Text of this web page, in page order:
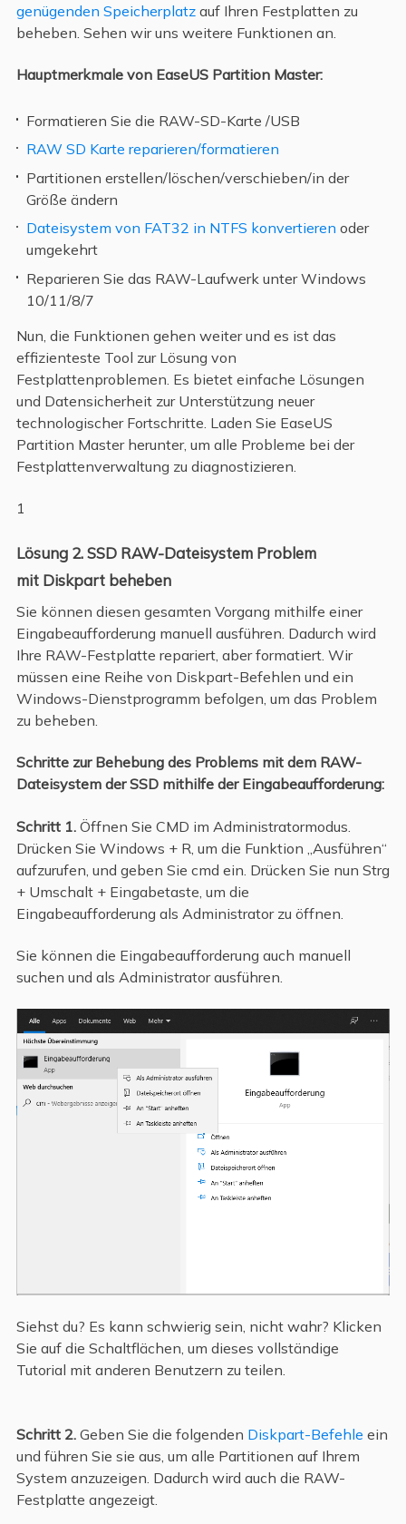
genügenden Speicherplatzauf Ihren Festplatten zu
beheben. Sehen wir uns weitere Funktionen an.
Hauptmerkmale von EaseUS Partition Master:
Formatieren Sie die RAW-SD-Karte /USB
RAW SD Karte reparieren/formatieren
Partitionen erstellen/löschen/verschieben/in der
Größe ändern
Dateisystem von FAT32 in NTFS konvertieren oder
umgekehrt
Reparieren Sie das RAW-Laufwerk unter Windows
10/11/8/7
Nun, die Funktionen gehen weiter und es ist das
effizienteste Tool zur Lösung von
Festplattenproblemen. Es bietet einfache Lösungen
und Datensicherheit zur Unterstützung neuer
technologischer Fortschritte. Laden Sie EaseUS
Partition Master herunter, um alle Probleme bei der
Festplattenverwaltung zu diagnostizieren.
1
Lösung 2. SSD RAW-Dateisystem Problem
mit Diskpart beheben
Sie können diesen gesamten Vorgang mithilfe einer
Eingabeaufforderung manuell ausführen. Dadurch wird
Ihre RAW-Festplatte repariert, aber formatiert. Wir
müssen eine Reihe von Diskpart-Befehlen und ein
Windows-Dienstprogramm befolgen, um das Problem
zu beheben.
Schritte zur Behebung des Problems mit dem RAW-
Dateisystem der SSD mithilfe der Eingabeaufforderung:
Schritt 1.Öffnen Sie CMD im Administratormodus.
Drücken Sie Windows + R, um die Funktion „Ausführen“
aufzurufen, und geben Sie cmd ein. Drücken Sie nun Strg
+ Umschalt + Eingabetaste, um die
Eingabeaufforderung als Administrator zu öffnen.
Sie können die Eingabeaufforderung auch manuell
suchen und als Administrator ausführen.
Siehst du? Es kann schwierig sein, nicht wahr? Klicken
Sie auf die Schaltflächen, um dieses vollständige
Tutorial mit anderen Benutzern zu teilen.
Schritt 2.Geben Sie die folgenden Diskpart-Befehle ein
und führen Sie sie aus, um alle Partitionen auf Ihrem
System anzuzeigen. Dadurch wird auch die RAW-
Festplatte angezeigt.